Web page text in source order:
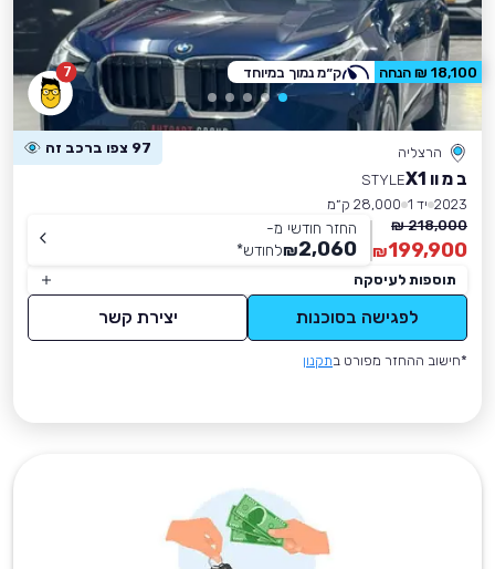
7
הרצליה 97 צפו ברכב זה
ב מ וו X1
STYLE
2023 יד 1
28,000 ק״מ
218,000 ₪
199,900
₪
החזר חודשי מ-
2,060
₪לחודש*
תוספות לעיסקה
לפגישה בסוכנות יצירת קשר
*חישוב ההחזר מפורט בתקנון
18,100 ₪ הנחה ק״מ נמוך במיוחד